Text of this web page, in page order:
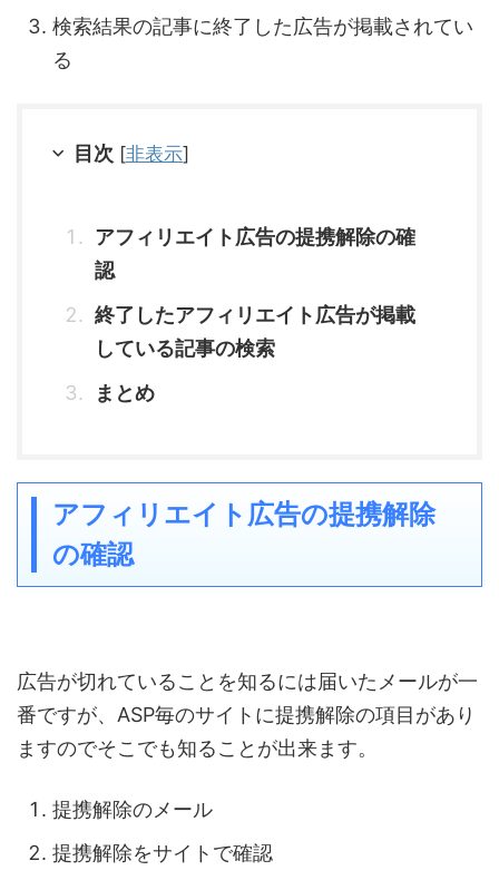
検索結果の記事に終了した広告が掲載されてい
る
目次 [非表示]
アフィリエイト広告の提携解除の確
認
終了したアフィリエイト広告が掲載
している記事の検索
まとめ
アフィリエイト広告の提携解除
の確認
広告が切れていることを知るには届いたメールが一
番ですが、ASP毎のサイトに提携解除の項目があり
ますのでそこでも知ることが出来ます。
提携解除のメール
提携解除をサイトで確認